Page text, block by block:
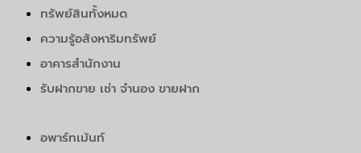
ทรัพย์สินทั้งหมด
ความรู้อสังหาริมทรัพย์
อาคารสำนักงาน
รับฝากขาย เช่า จำนอง ขายฝาก
อพาร์ทเม้นท์